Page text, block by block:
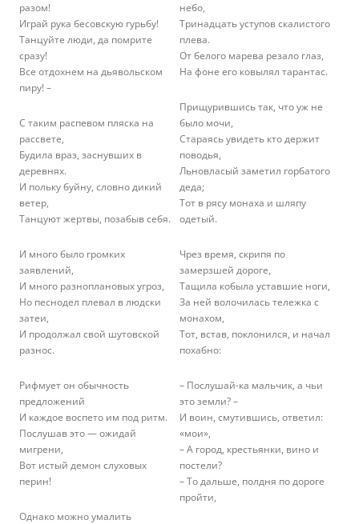
разом!
Играй рука бесовскую гурьбу!
Танцуйте люди, да помрите
сразу!
Все отдохнем на дьявольском
пиру! –
С таким распевом пляска на
рассвете,
Будила враз, заснувших в
деревнях.
И польку буйну, словно дикий
ветер,
Танцуют жертвы, позабыв себя.
И много было громких
заявлений,
И много разноплановых угроз,
Но песнодел плевал в людски
затеи,
И продолжал свой шутовской
разнос.
Рифмует он обычность
предложений
И каждое воспето им под ритм.
Послушав это — ожидай
мигрени,
Вот истый демон слуховых
перин!
Однако можно умалить
небо,
Тринадцать уступов скалистого
плева.
От белого марева резало глаз,
На фоне его ковылял тарантас.
Прищурившись так, что уж не
было мочи,
Стараясь увидеть кто держит
поводья,
Льновласый заметил горбатого
деда;
Тот в рясу монаха и шляпу
одетый.
Чрез время, скрипя по
замерзшей дороге,
Тащила кобыла уставшие ноги,
За ней волочилась тележка с
монахом,
Тот, встав, поклонился, и начал
похабно:
– Послушай-ка мальчик, а чьи
это земли? –
И воин, смутившись, ответил:
«мои»,
– А город, крестьянки, вино и
постели?
– То дальше, полдня по дороге
пройти,